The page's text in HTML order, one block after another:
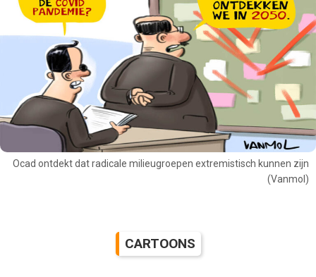
Ocad ontdekt dat radicale milieugroepen extremistisch kunnen zijn
(Vanmol)
CARTOONS